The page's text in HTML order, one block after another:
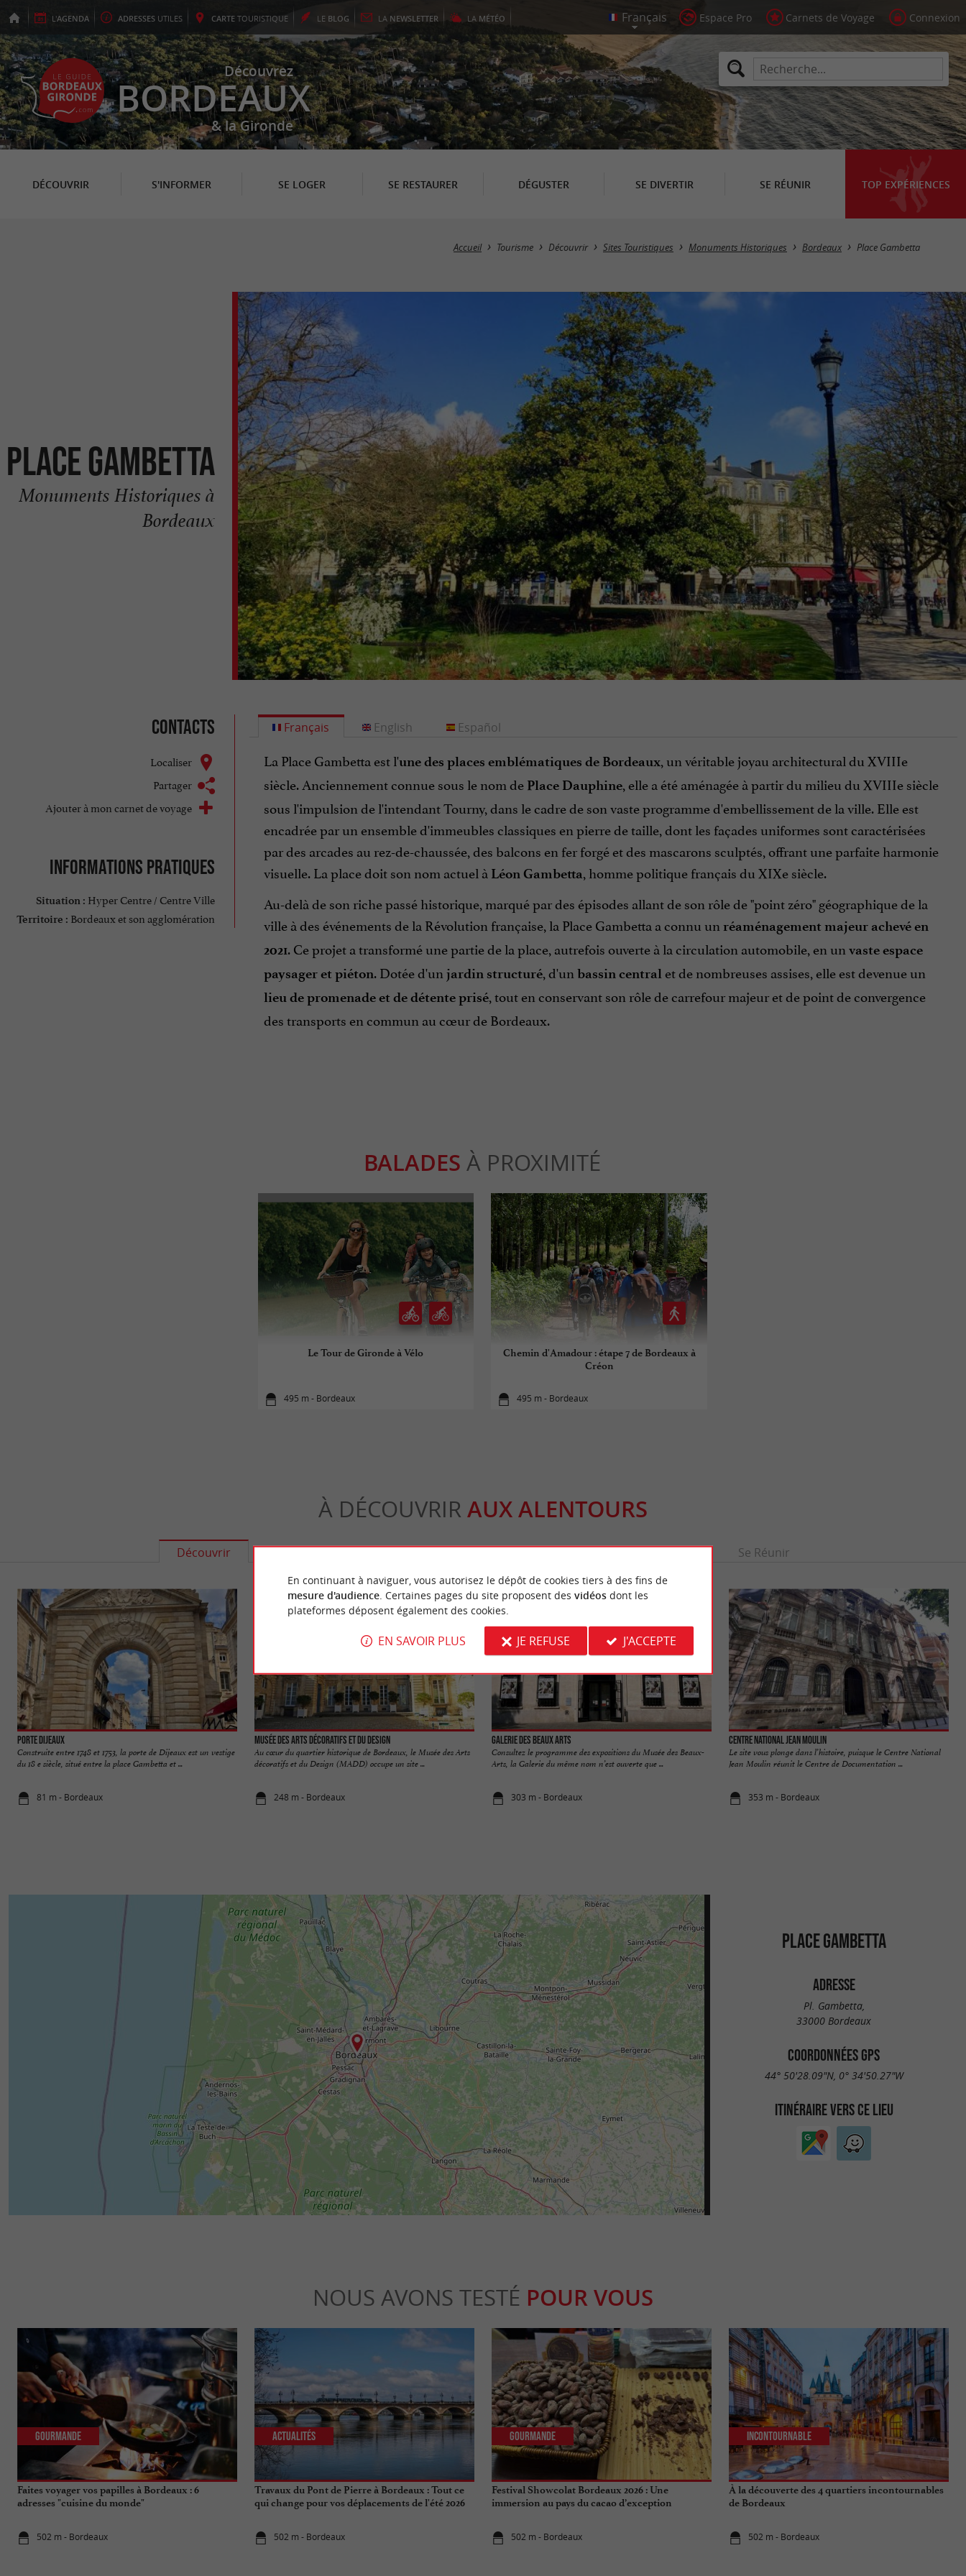
L'AGENDA ADRESSES UTILES CARTE TOURISTIQUE LE BLOG LA NEWSLETTER LA MÉTÉO Espace Pro Carnets de Voyage Connexion
Découvrez
BORDEAUX
& la Gironde
DÉCOUVRIR S'INFORMER SE LOGER SE RESTAURER DÉGUSTER SE DIVERTIR SE RÉUNIR TOP EXPÉRIENCES
Accueil Tourisme Découvrir Sites Touristiques Monuments Historiques Bordeaux Place Gambetta
Place Gambetta
Monuments Historiques à
Bordeaux
Contacts
Localiser
Partager
Ajouter à mon carnet de voyage
Informations pratiques
Situation : Hyper Centre / Centre Ville
Territoire : Bordeaux et son agglomération
Français
La Place Gambetta est l'une des places emblématiques de Bordeaux, un véritable joyau architectural du XVIIIe
siècle. Anciennement connue sous le nom de Place Dauphine, elle a été aménagée à partir du milieu du XVIIIe siècle
sous l'impulsion de l'intendant Tourny, dans le cadre de son vaste programme d'embellissement de la ville. Elle est
encadrée par un ensemble d'immeubles classiques en pierre de taille, dont les façades uniformes sont caractérisées
par des arcades au rez-de-chaussée, des balcons en fer forgé et des mascarons sculptés, offrant une parfaite harmonie
visuelle. La place doit son nom actuel à Léon Gambetta, homme politique français du XIXe siècle.
Au-delà de son riche passé historique, marqué par des épisodes allant de son rôle de "point zéro" géographique de la
ville à des événements de la Révolution française, la Place Gambetta a connu un réaménagement majeur achevé en
2021. Ce projet a transformé une partie de la place, autrefois ouverte à la circulation automobile, en un vaste espace
paysager et piéton. Dotée d'un jardin structuré, d'un bassin central et de nombreuses assises, elle est devenue un
lieu de promenade et de détente prisé, tout en conservant son rôle de carrefour majeur et de point de convergence
des transports en commun au cœur de Bordeaux.
English Español
BALADES À PROXIMITÉ
Le Tour de Gironde à Vélo
495 m - Bordeaux
Chemin d'Amadour : étape 7 de Bordeaux à
Créon
495 m - Bordeaux
À DÉCOUVRIR AUX ALENTOURS
Découvrir S'informer Se loger Se restaurer Déguster Se divertir Se Réunir
Porte Dijeaux
Construite entre 1748 et 1753, la porte de Dijeaux est un vestige
du 18 e siècle, situé entre la place Gambetta et ...
81 m - Bordeaux
Musée des Arts Décoratifs et du Design
Au cœur du quartier historique de Bordeaux, le Musée des Arts
décoratifs et du Design (MADD) occupe un site ...
248 m - Bordeaux
Galerie des Beaux Arts
Consultez le programme des expositions du Musée des Beaux-
Arts, la Galerie du même nom n’est ouverte que ...
303 m - Bordeaux
Centre National Jean Moulin
Le site vous plonge dans l’histoire, puisque le Centre National
Jean Moulin réunit le Centre de Documentation ...
353 m - Bordeaux
PLACE GAMBETTA
ADRESSE
Pl. Gambetta,
33000 Bordeaux
COORDONNÉES GPS
44° 50'28.09"N, 0° 34'50.27"W
ITINÉRAIRE VERS CE LIEU
NOUS AVONS TESTÉ POUR VOUS
Faites voyager vos papilles à Bordeaux : 6
adresses "cuisine du monde"
502 m - Bordeaux
Gourmande
Travaux du Pont de Pierre à Bordeaux : Tout ce
qui change pour vos déplacements de l'été 2026
502 m - Bordeaux
Actualités
Festival Showcolat Bordeaux 2026 : Une
immersion au pays du cacao d’exception
502 m - Bordeaux
Gourmande
À la découverte des 4 quartiers incontournables
de Bordeaux
502 m - Bordeaux
Incontournable
En continuant à naviguer, vous autorisez le dépôt de cookies tiers à des fins de
mesure d'audience. Certaines pages du site proposent des vidéosdont les
plateformes déposent également des cookies.
EN SAVOIR PLUS JE REFUSE J'ACCEPTE